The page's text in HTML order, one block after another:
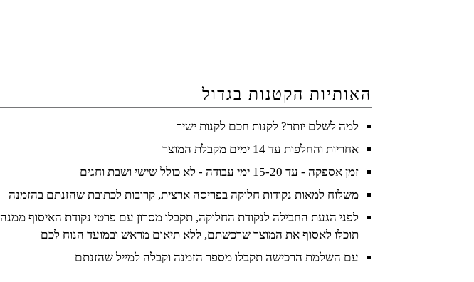
האותיות הקטנות בגדול
למה לשלם יותר? לקנות חכם לקנות ישיר
אחריות והחלפות עד 14 ימים מקבלת המוצר
זמן אספקה - עד 15-20 ימי עבודה - לא כולל שישי ושבת וחגים
משלוח למאות נקודות חלוקה בפריסה ארצית, קרובות לכתובת שהזנתם בהזמנה
לפני הגעת החבילה לנקודת החלוקה, תקבלו מסרון עם פרטי נקודת האיסוף ממנה
תוכלו לאסוף את המוצר שרכשתם, ללא תיאום מראש ובמועד הנוח לכם
עם השלמת הרכישה תקבלו מספר הזמנה וקבלה למייל שהזנתם